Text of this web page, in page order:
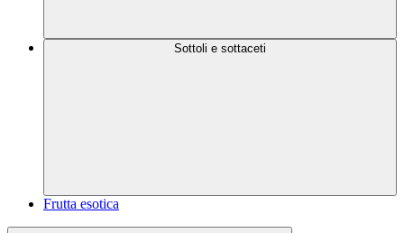
Sottoli e sottaceti
Frutta esotica